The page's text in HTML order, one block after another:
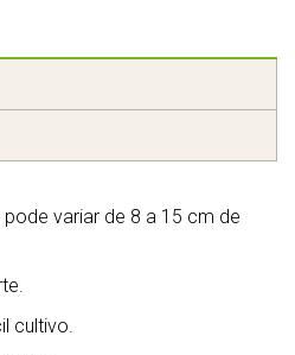
variar de 8 a 15 cm de
cultivo.